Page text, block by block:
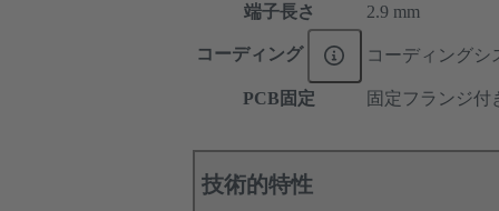
端子長さ
2.9 mm
コーディング コーディングシ
PCB固定 固定フランジ付
技術的特性